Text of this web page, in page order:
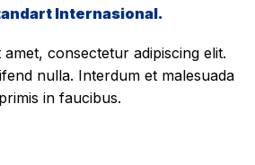
Internasional.
consectetur adipiscing elit.
nulla. Interdum et malesuada
in faucibus.